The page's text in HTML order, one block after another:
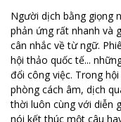
Người dịch bằng giọng
phản ứng rất nhanh và
cân nhắc về từ ngữ.
hội thảo quốc tế...
đổi công việc. Trong
phòng cách âm, dịch
thời luôn cùng với diễn
nói kết thúc một câu